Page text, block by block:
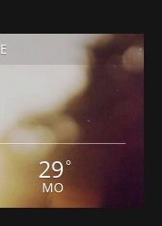
29 °
MO